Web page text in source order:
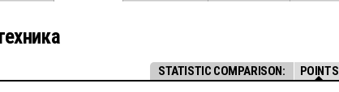
STATISTIC COMPARISON: POINTS